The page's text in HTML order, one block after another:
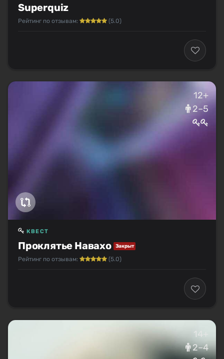
Superquiz
Рейтинг по отзывам: (5.0)
12+
2–5
Проклятье Навахо Закрыт
КВЕСТ
Рейтинг по отзывам: (5.0)
14+
2–4